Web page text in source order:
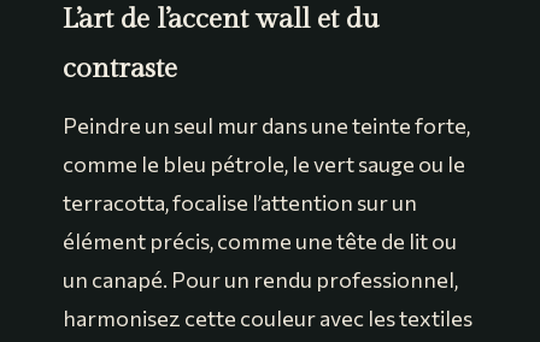
L’art de l’accent wall et du
contraste
Peindre un seul mur dans une teinte forte,
comme le bleu pétrole, le vert sauge ou le
terracotta, focalise l’attention sur un
élément précis, comme une tête de lit ou
un canapé. Pour un rendu professionnel,
harmonisez cette couleur avec les textiles